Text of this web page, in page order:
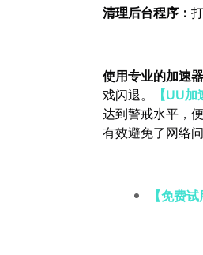
清理后台程序：
使用专业的加速
戏闪退。
【UU
达到警戒水平，
有效避免了网络
【免费